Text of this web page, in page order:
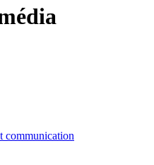
communication